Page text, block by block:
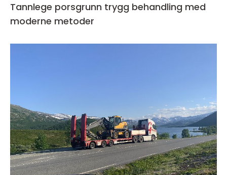
Tannlege porsgrunn trygg behandling med
moderne metoder